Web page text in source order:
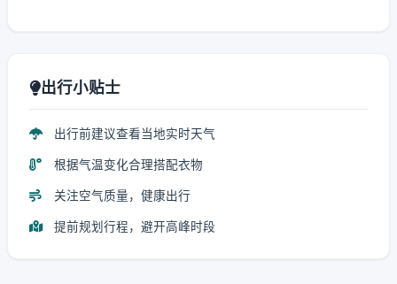
出行小贴士
出行前建议查看当地实时天气
根据气温变化合理搭配衣物
关注空气质量，健康出行
提前规划行程，避开高峰时段